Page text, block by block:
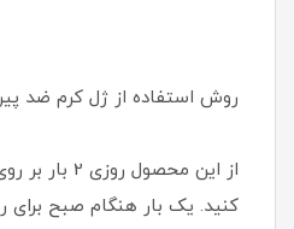
روش استفاده از ژل کرم ضد
از این
کنید. یک بار هنگام صبح